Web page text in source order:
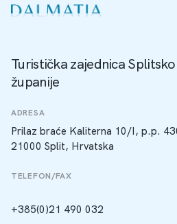
Turistička zajednica
županije
ADRESA
Prilaz braće Kaliterna 10/I, p.p.
21000 Split, Hrvatska
TELEFON/FAX
+385(0)21 490 032